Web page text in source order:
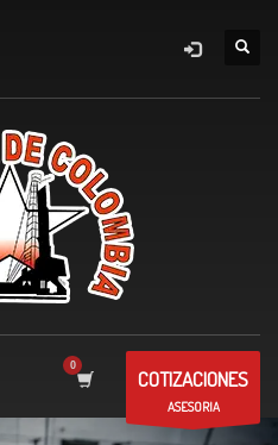
COTIZACIONES
ASESORIA